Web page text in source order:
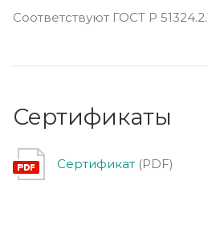
Соответствуют ГОСТ Р
Сертификаты
Сертификат (PDF)